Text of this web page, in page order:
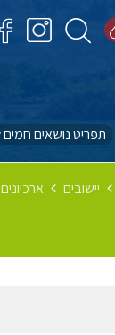
תפריט נושאים חמים
יישובים ארכיונים